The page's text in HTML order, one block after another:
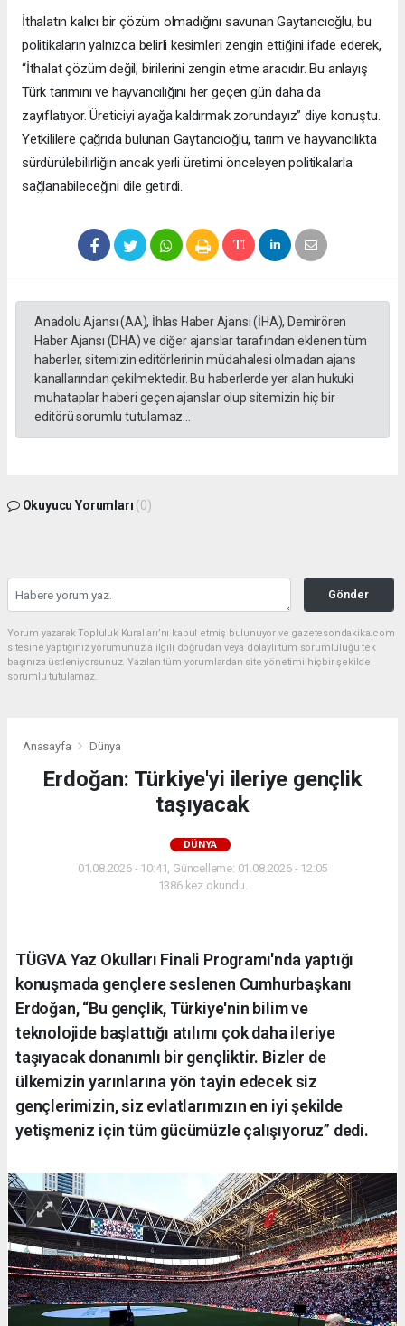
İthalatın kalıcı bir çözüm olmadığını savunan Gaytancıoğlu, bu
politikaların yalnızca belirli kesimleri zengin ettiğini ifade ederek,
“İthalat çözüm değil, birilerini zengin etme aracıdır. Bu anlayış
Türk tarımını ve hayvancılığını her geçen gün daha da
zayıflatıyor. Üreticiyi ayağa kaldırmak zorundayız” diye konuştu.
Yetkililere çağrıda bulunan Gaytancıoğlu, tarım ve hayvancılıkta
sürdürülebilirliğin ancak yerli üretimi önceleyen politikalarla
sağlanabileceğini dile getirdi.
Anadolu Ajansı (AA), İhlas Haber Ajansı (İHA), Demirören
Haber Ajansı (DHA) ve diğer ajanslar tarafından eklenen tüm
haberler, sitemizin editörlerinin müdahalesi olmadan ajans
kanallarından çekilmektedir. Bu haberlerde yer alan hukuki
muhataplar haberi geçen ajanslar olup sitemizin hiç bir
editörü sorumlu tutulamaz...
Okuyucu Yorumları (0)
Gönder
Yorum yazarak Topluluk Kuralları’nı kabul etmiş bulunuyor ve gazetesondakika.com
sitesine yaptığınız yorumunuzla ilgili doğrudan veya dolaylı tüm sorumluluğu tek
başınıza üstleniyorsunuz. Yazılan tüm yorumlardan site yönetimi hiçbir şekilde
sorumlu tutulamaz.
Anasayfa Dünya
Erdoğan: Türkiye'yi ileriye gençlik
taşıyacak
DÜNYA
01.08.2026 - 10:41, Güncelleme: 01.08.2026 - 12:05
1386 kez okundu.
TÜGVA Yaz Okulları Finali Programı'nda yaptığı
konuşmada gençlere seslenen Cumhurbaşkanı
Erdoğan, “Bu gençlik, Türkiye'nin bilim ve
teknolojide başlattığı atılımı çok daha ileriye
taşıyacak donanımlı bir gençliktir. Bizler de
ülkemizin yarınlarına yön tayin edecek siz
gençlerimizin, siz evlatlarımızın en iyi şekilde
yetişmeniz için tüm gücümüzle çalışıyoruz” dedi.